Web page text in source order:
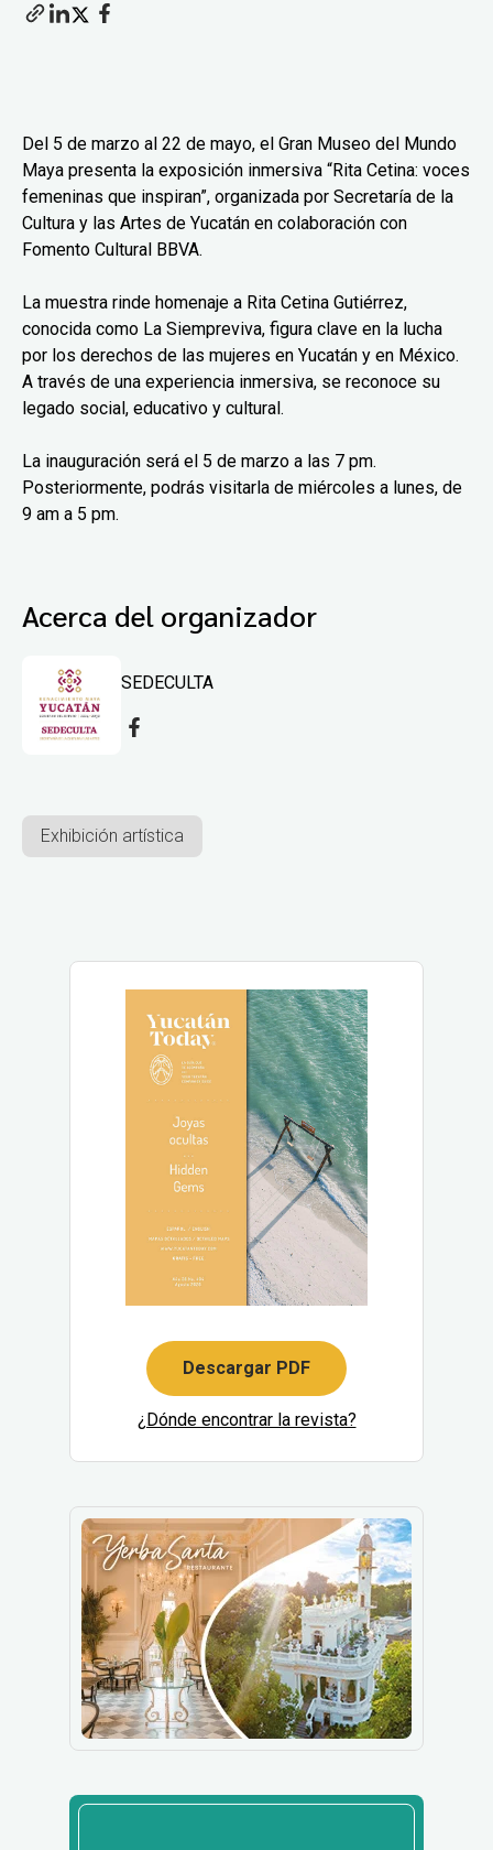
Del 5 de marzo al 22 de mayo, el Gran Museo del Mundo
Maya presenta la exposición inmersiva “Rita Cetina: voces
femeninas que inspiran”, organizada por Secretaría de la
Cultura y las Artes de Yucatán en colaboración con
Fomento Cultural BBVA.
La muestra rinde homenaje a Rita Cetina Gutiérrez,
conocida como La Siempreviva, figura clave en la lucha
por los derechos de las mujeres en Yucatán y en México.
A través de una experiencia inmersiva, se reconoce su
legado social, educativo y cultural.
La inauguración será el 5 de marzo a las 7 pm.
Posteriormente, podrás visitarla de miércoles a lunes, de
9 am a 5 pm.
Acerca del organizador
SEDECULTA
Exhibición artística
Descargar PDF
¿Dónde encontrar la revista?